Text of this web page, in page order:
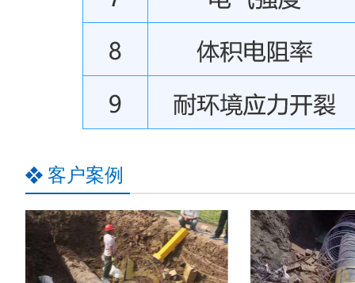
客户案例
聚乙烯补伤片